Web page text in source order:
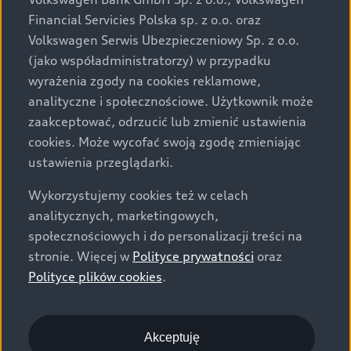
za dopłatą. Wiążące ustalenie ceny, wyposażenia i
specyfikacji pojazdu następują w umowie sprzedaży, a
określenie parametrów technicznych zawiera
świadectwo homologacji typu pojazdu. Zastrzegamy
sobie prawo do zmian i pomyłek. Wszelkie informacje
prezentowane na stronie są aktualne na dzień ich
zamieszczania. W celu uzyskania najnowszych
informacji prosimy kontaktować się z Partnerem Marki
Audi.
Wszystkie produkowane obecnie samochody marki Audi
są wykonywane z materiałów spełniających pod
względem możliwości odzysku i recyklingu wymagania
określone w normie ISO 22628 i są zgodne z
europejskimi świadectwami homologacji wydanymi wg
o.o. podlega obowiązkowi zapewnienia wszystkim
użytkownikom samochodów marki Volkswagen sieci
Financial Servicies Polska sp. z o.o. oraz
Volkswagen Serwis Ubezpieczeniowy Sp. z o.o.
(jako współadministratorzy) w przypadku
wyrażenia zgody na cookies reklamowe,
analityczne i społecznościowe. Użytkownik może
zaakceptować, odrzucić lub zmienić ustawienia
cookies. Może wycofać swoją zgodę zmieniając
ustawienia przeglądarki.
Wykorzystujemy cookies też w celach
analitycznych, marketingowych,
społecznościowych i do personalizacji treści na
stronie. Więcej w Polityce prywatności oraz
Polityce plików cookies.
Akceptuję